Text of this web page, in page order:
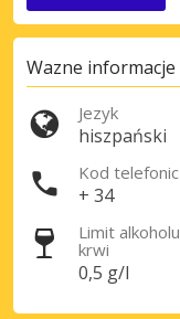
Wazne informacje
Jezyk
hiszpański
Kod
+ 34
Limit
krwi
0,5 g/l